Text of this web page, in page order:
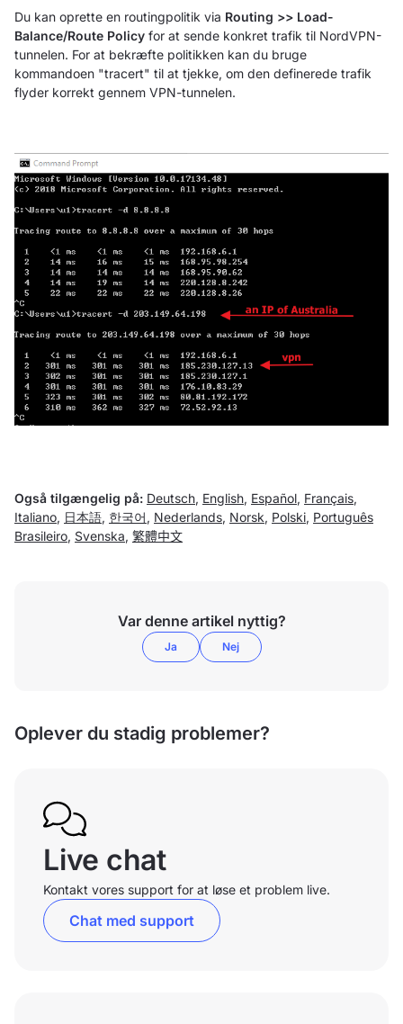
Du kan oprette en routingpolitik via Routing >> Load-
Balance/Route Policy for at sende konkret trafik til NordVPN-
tunnelen. For at bekræfte politikken kan du bruge
kommandoen "tracert" til at tjekke, om den definerede trafik
flyder korrekt gennem VPN-tunnelen.
Også tilgængelig på: Deutsch, English, Español, Français,
Italiano, 日本語, 한국어, Nederlands, Norsk, Polski, Português
Brasileiro, Svenska, 繁體中文
Var denne artikel nyttig?
Ja Nej
Oplever du stadig problemer?
Live chat
Kontakt vores support for at løse et problem live.
Chat med support